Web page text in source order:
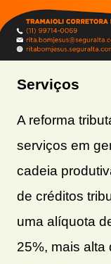
Serviços
A reforma
serviços em
cadeia
de créditos
uma alíquota
25%, mais alta